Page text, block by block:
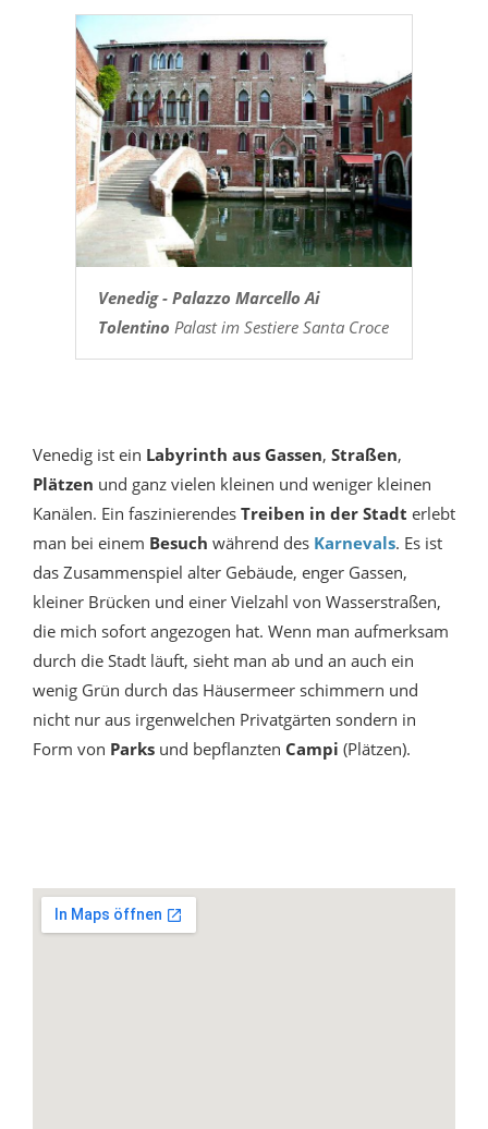
Venedig - Palazzo Marcello Ai
Tolentino Palast im Sestiere Santa Croce
Venedig ist ein Labyrinth aus Gassen, Straßen,
Plätzen und ganz vielen kleinen und weniger kleinen
Kanälen. Ein faszinierendes Treiben in der Stadt erlebt
man bei einem Besuch während des Karnevals. Es ist
das Zusammenspiel alter Gebäude, enger Gassen,
kleiner Brücken und einer Vielzahl von Wasserstraßen,
die mich sofort angezogen hat. Wenn man aufmerksam
durch die Stadt läuft, sieht man ab und an auch ein
wenig Grün durch das Häusermeer schimmern und
nicht nur aus irgenwelchen Privatgärten sondern in
Form von Parks und bepflanzten Campi (Plätzen).